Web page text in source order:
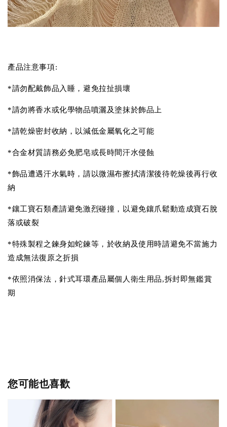
產品注意事項:
*請勿配戴飾品入睡，避免拉扯損壞
*請勿將香水或化學物品噴灑及塗抹於飾品上
*請乾燥密封收納，以減低金屬氧化之可能
*合金材質請務必免肥皂或長時間汗水侵蝕
*飾品遭遇汗水氣時，請以微濕布擦拭清潔後待乾燥後再行收
納
*鑲工寶石類產請避免激烈碰撞，以避免鑲爪鬆動造成寶石脫
落或破裂
*特殊製程之鍊身如蛇鍊等，於收納及使用時請避免不當施力
造成無法復原之折損
*依照消保法，針式耳環產品屬個人衛生用品,拆封即無鑑賞
期
您可能也喜歡